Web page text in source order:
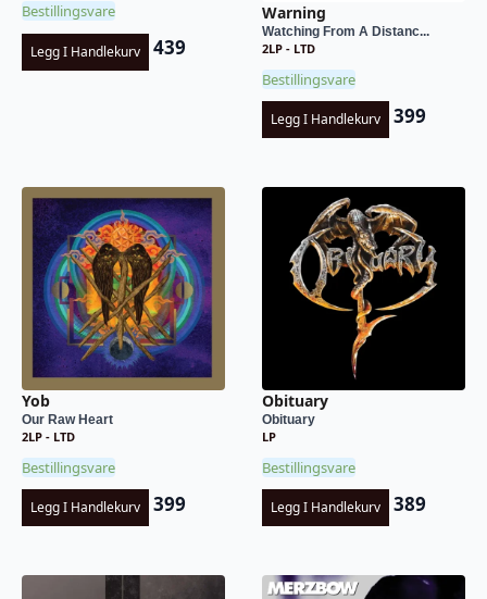
Bestillingsvare
Legg I Handlekurv 439
Warning
Watching From A Distanc...
2LP - LTD
Bestillingsvare
Legg I Handlekurv 399
Yob
Our Raw Heart
2LP - LTD
Bestillingsvare
Legg I Handlekurv 399
Obituary
Obituary
LP
Bestillingsvare
Legg I Handlekurv 389